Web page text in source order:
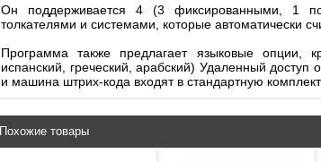
Он поддерживается 4 (3 фиксированными, 1
толкателями и системами, которые автоматически
Программа также предлагает языковые опции,
испанский, греческий, арабский) Удаленный
и машина штрих-кода входят в стандартную
Похожие товары